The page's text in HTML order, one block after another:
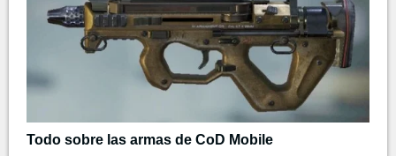
Todo sobre las armas de CoD Mobile